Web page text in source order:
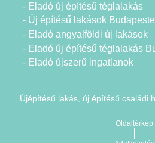
- Eladó új építésű téglalakás
- Új építésű lakások
- Eladó angyalföldi új lakások
- Eladó új építésű téglalakás
- Eladó újszerű ingatlanok
Újépítésű lakás, új építésű családi
Oldaltérkép